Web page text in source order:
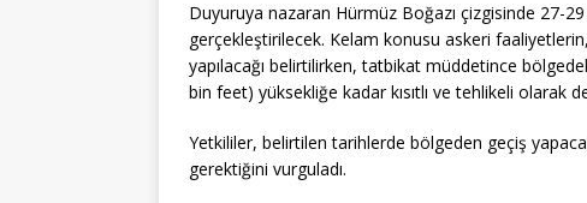
Duyuruya nazaran Hürmüz Boğazı çizgisinde 27-
gerçekleştirilecek. Kelam konusu askeri
yapılacağı belirtilirken, tatbikat müddetince
bin feet) yüksekliğe kadar kısıtlı ve tehlikeli olarak
Yetkililer, belirtilen tarihlerde bölgeden geçiş
gerektiğini vurguladı.